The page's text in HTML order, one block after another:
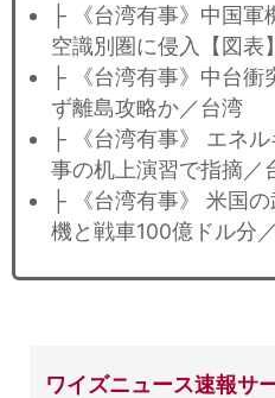
├ 《台湾有事》中国
空識別圏に侵入【図表
├ 《台湾有事》中台衝
ず離島攻略か／台湾
├ 《台湾有事》 エネ
事の机上演習で指摘／
├ 《台湾有事》 米国
機と戦車100億ドル分
ワイズニュース速報サ